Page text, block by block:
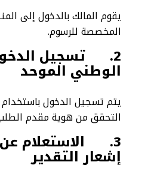
يقوم المالك بالدخول إلى
المخصصة للرسوم.
2. تسجيل
الوطني الموحد
يتم تسجيل الدخول باستخدام
التحقق من هوية مقدم
3. الاستعلام
إشعار التقدير